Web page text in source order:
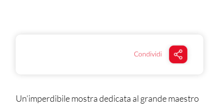
Condividi
Un’imperdibile mostra dedicata al grande maestro